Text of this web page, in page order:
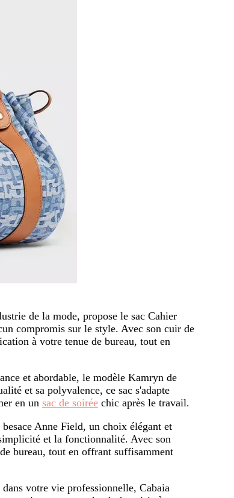
de la mode, propose le sac Cahier
compromis sur le style. Avec son cuir de
à votre tenue de bureau, tout en
et abordable, le modèle Kamryn de
et sa polyvalence, ce sac s'adapte
en un sac de soirée chic après le travail.
Anne Field, un choix élégant et
et la fonctionnalité. Avec son
bureau, tout en offrant suffisamment
votre vie professionnelle, Cabaia